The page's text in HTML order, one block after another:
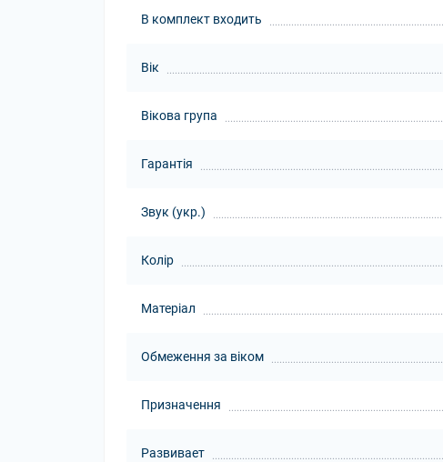
В комплект входить
Вік
Вікова група
Гарантія
Звук (укр.)
Колір
Матеріал
Обмеження за віком
Призначення
Развивает